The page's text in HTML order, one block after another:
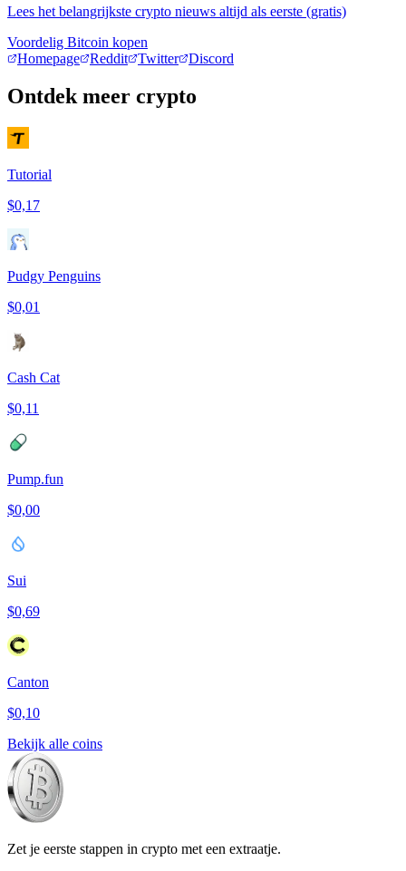
Lees het belangrijkste crypto nieuws altijd als eerste (gratis)
Voordelig Bitcoin kopen
Homepage
Reddit Twitter Discord
Ontdek meer crypto
Tutorial
$0,17
Pudgy Penguins
$0,01
Cash Cat
$0,11
Pump.fun
$0,00
Sui
$0,69
Canton
$0,10
Bekijk alle coins
Zet je eerste stappen in crypto met een extraatje.